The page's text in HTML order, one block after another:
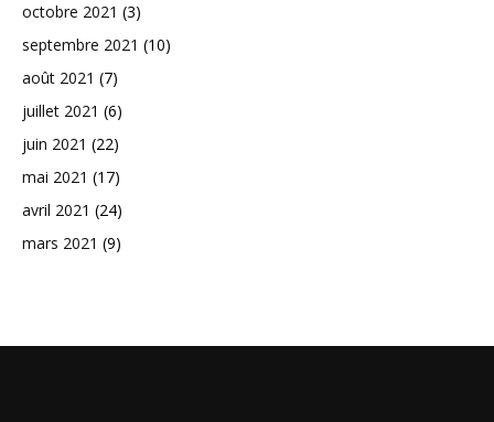
octobre 2021 (3)
septembre 2021 (10)
août 2021 (7)
juillet 2021 (6)
juin 2021 (22)
mai 2021 (17)
avril 2021 (24)
mars 2021 (9)